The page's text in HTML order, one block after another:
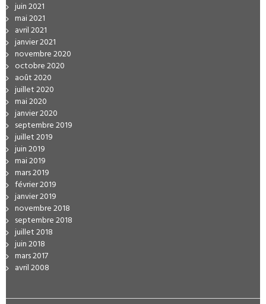
juin 2021
mai 2021
avril 2021
janvier 2021
novembre 2020
octobre 2020
août 2020
juillet 2020
mai 2020
janvier 2020
septembre 2019
juillet 2019
juin 2019
mai 2019
mars 2019
février 2019
janvier 2019
novembre 2018
septembre 2018
juillet 2018
juin 2018
mars 2017
avril 2008